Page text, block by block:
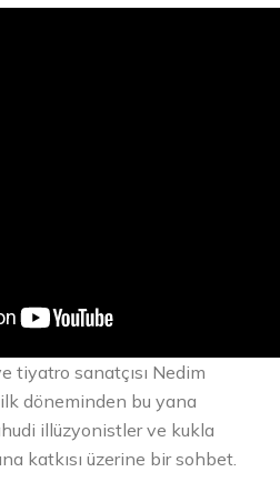
tiyatro sanatçısı Nedim
döneminden bu yana
illüzyonistler ve kukla
katkısı üzerine bir sohbet.